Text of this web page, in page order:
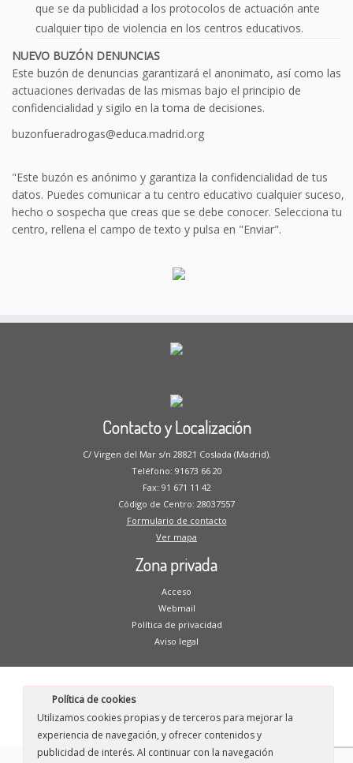
que se da publicidad a los protocolos de actuación ante
cualquier tipo de violencia en los centros educativos.
NUEVO BUZÓN DENUNCIAS
Este buzón de denuncias garantizará el anonimato, así como las
actuaciones derivadas de las mismas bajo el principio de
confidencialidad y sigilo en la toma de decisiones.
buzonfueradrogas@educa.madrid.org
"Este buzón es anónimo y garantiza la confidencialidad de tus
datos. Puedes comunicar a tu centro educativo cualquier suceso,
hecho o sospecha que creas que se debe conocer. Selecciona tu
centro, rellena el campo de texto y pulsa en "Enviar".
Contacto y Localización
C/ Virgen del Mar s/n 28821 Coslada (Madrid).
Teléfono: 91673 66 20
Fax: 91 671 11 42
Código de Centro: 28037557
Formulario de contacto
Ver mapa
Zona privada
Acceso
Webmail
Política de privacidad
Aviso legal
Diseñado con el
Tema Customizr
Política de cookies
Utilizamos cookies propias y de terceros para mejorar la
experiencia de navegación, y ofrecer contenidos y
publicidad de interés. Al continuar con la navegación